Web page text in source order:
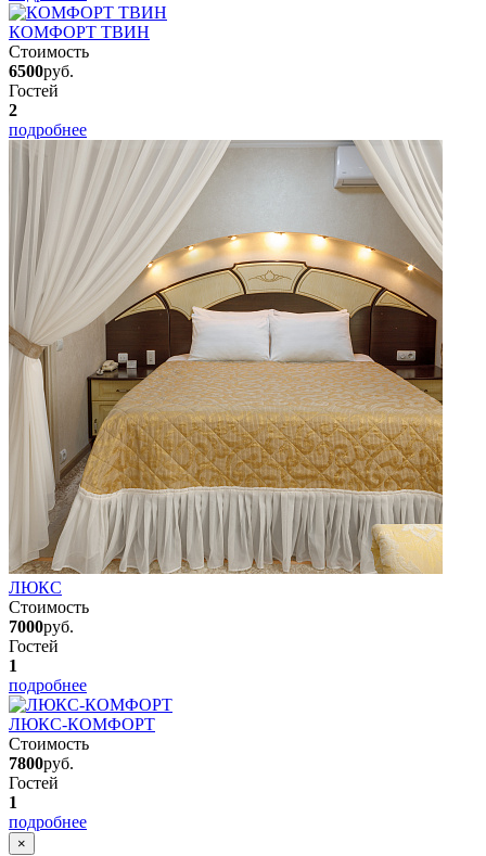
КОМФОРТ ТВИН
Стоимость
6500руб.
Гостей
2
подробнее
ЛЮКС
Стоимость
7000руб.
Гостей
1
подробнее
ЛЮКС-КОМФОРТ
Стоимость
7800руб.
Гостей
1
подробнее
×